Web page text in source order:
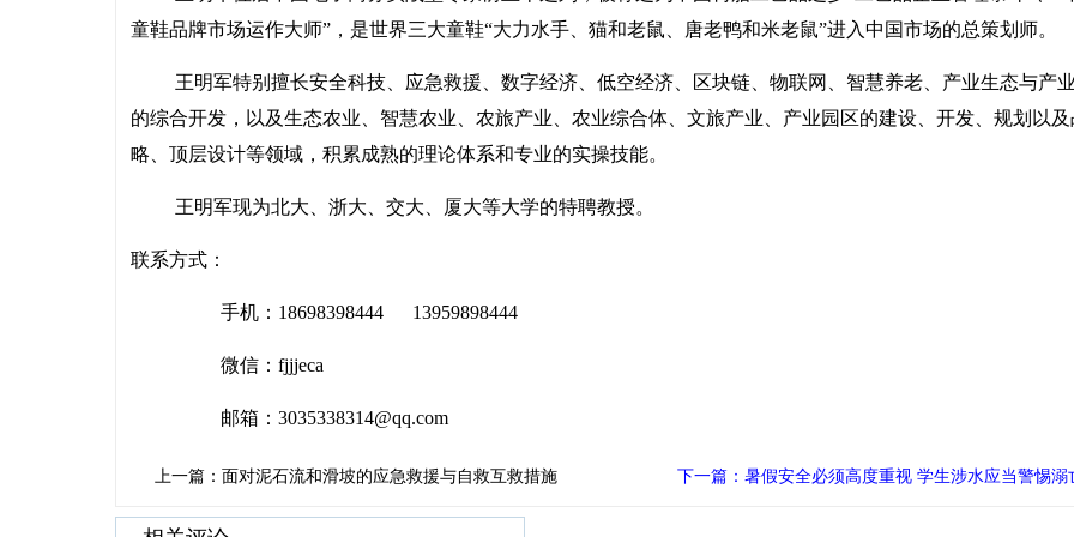
童鞋品牌市场运作大师”，是世界三大童鞋“大力水手、猫和老鼠、唐老鸭和米老鼠”进入中国市场的总策划师。
王明军特别擅长安全科技、应急救援、数字经济、低空经济、区块链、物联网、智慧养老、产业生态与产
的综合开发，以及生态农业、智慧农业、农旅产业、农业综合体、文旅产业、产业园区的建设、开发、规划以及
略、顶层设计等领域，积累成熟的理论体系和专业的实操技能。
王明军现为北大、浙大、交大、厦大等大学的特聘教授。
联系方式：
手机： 18698398444 13959898444
微信： fjjjeca
邮箱： 3035338314@qq.com
上一篇：面对泥石流和滑坡的应急救援与自救互救措施 下一篇：暑假安全必须高度重视 学生涉水应当警惕溺